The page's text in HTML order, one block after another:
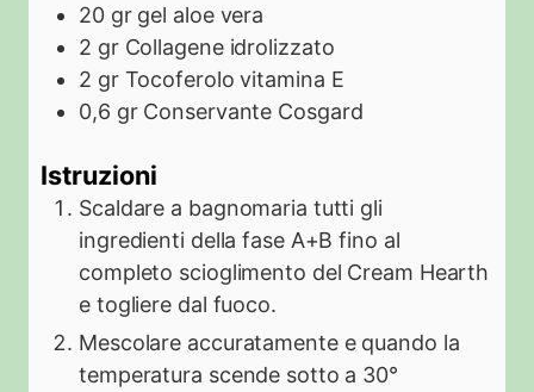
20 gr gel aloe vera
2 gr Collagene idrolizzato
2 gr Tocoferolo vitamina E
0,6 gr Conservante Cosgard
Istruzioni
Scaldare a bagnomaria tutti gli
ingredienti della fase A+B fino al
completo scioglimento del Cream Hearth
e togliere dal fuoco.
Mescolare accuratamente e quando la
temperatura scende sotto a 30°